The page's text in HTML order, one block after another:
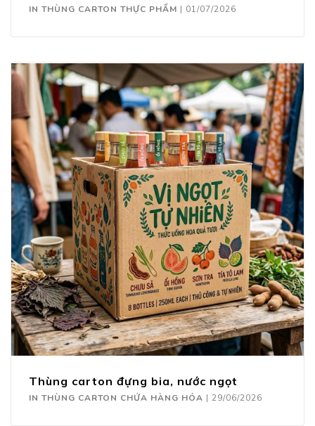
IN THÙNG CARTON THỰC PHẨM | 01/07/2026
Thùng carton đựng bia, nước ngọt
IN THÙNG CARTON CHỨA HÀNG HÓA | 29/06/2026